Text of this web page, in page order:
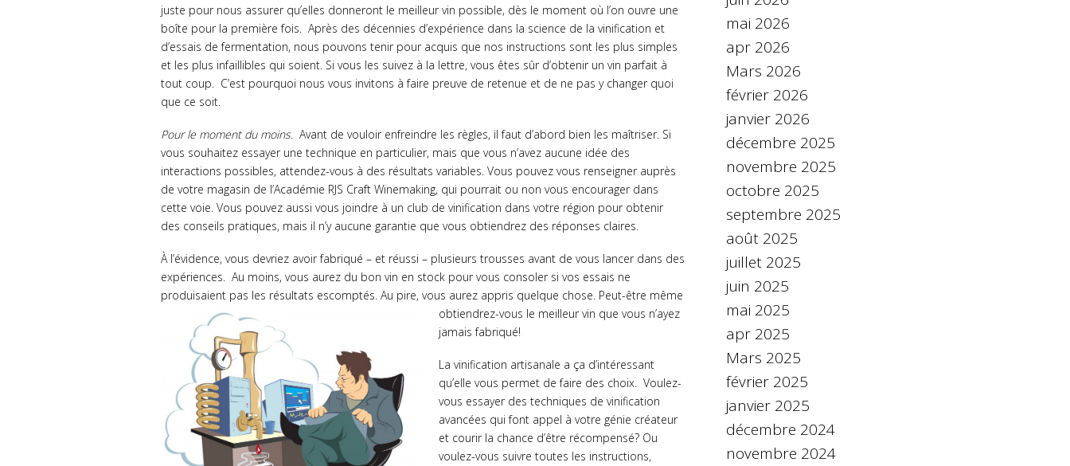
juste pour nous assurer qu’elles donneront le meilleur vin possible, dès le moment où l’on ouvre une
boîte pour la première fois. Après des décennies d’expérience dans la science de la vinification et
d’essais de fermentation, nous pouvons tenir pour acquis que nos instructions sont les plus simples
et les plus infaillibles qui soient. Si vous les suivez à la lettre, vous êtes sûr d’obtenir un vin parfait à
tout coup. C’est pourquoi nous vous invitons à faire preuve de retenue et de ne pas y changer quoi
que ce soit.
Pour le moment du moins. Avant de vouloir enfreindre les règles, il faut d’abord bien les maîtriser. Si
vous souhaitez essayer une technique en particulier, mais que vous n’avez aucune idée des
interactions possibles, attendez-vous à des résultats variables. Vous pouvez vous renseigner auprès
de votre magasin de l’Académie RJS Craft Winemaking, qui pourrait ou non vous encourager dans
cette voie. Vous pouvez aussi vous joindre à un club de vinification dans votre région pour obtenir
des conseils pratiques, mais il n’y aucune garantie que vous obtiendrez des réponses claires.
À l’évidence, vous devriez avoir fabriqué – et réussi – plusieurs trousses avant de vous lancer dans des
expériences. Au moins, vous aurez du bon vin en stock pour vous consoler si vos essais ne
produisaient pas les résultats escomptés. Au pire, vous aurez appris quelque chose. Peut-être même
obtiendrez-vous le meilleur vin que vous n’ayez
jamais fabriqué!
La vinification artisanale a ça d’intéressant
qu’elle vous permet de faire des choix. Voulez-
vous essayer des techniques de vinification
avancées qui font appel à votre génie créateur
et courir la chance d’être récompensé? Ou
voulez-vous suivre toutes les instructions,
mai 2026
apr 2026
Mars 2026
février 2026
janvier 2026
décembre 2025
novembre 2025
octobre 2025
septembre 2025
août 2025
juillet 2025
juin 2025
mai 2025
apr 2025
Mars 2025
février 2025
janvier 2025
décembre 2024
novembre 2024